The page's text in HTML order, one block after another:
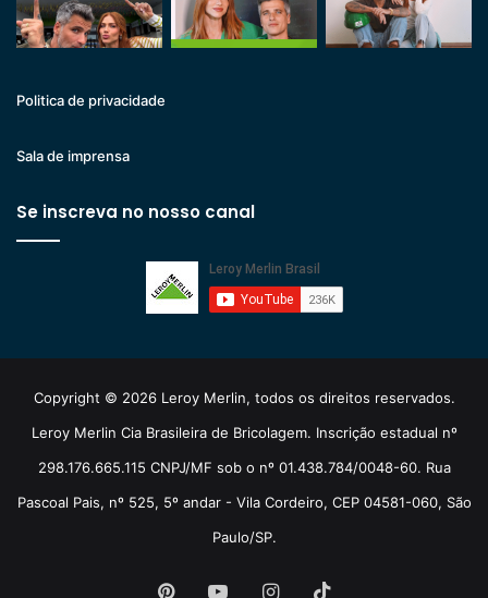
Politica de privacidade
Sala de imprensa
Se inscreva no nosso canal
Copyright © 2026 Leroy Merlin, todos os direitos reservados.
Leroy Merlin Cia Brasileira de Bricolagem. Inscrição estadual nº
298.176.665.115 CNPJ/MF sob o nº 01.438.784/0048-60. Rua
Pascoal Pais, nº 525, 5º andar - Vila Cordeiro, CEP 04581-060, São
Paulo/SP.
PinterestYouTubeInstagram